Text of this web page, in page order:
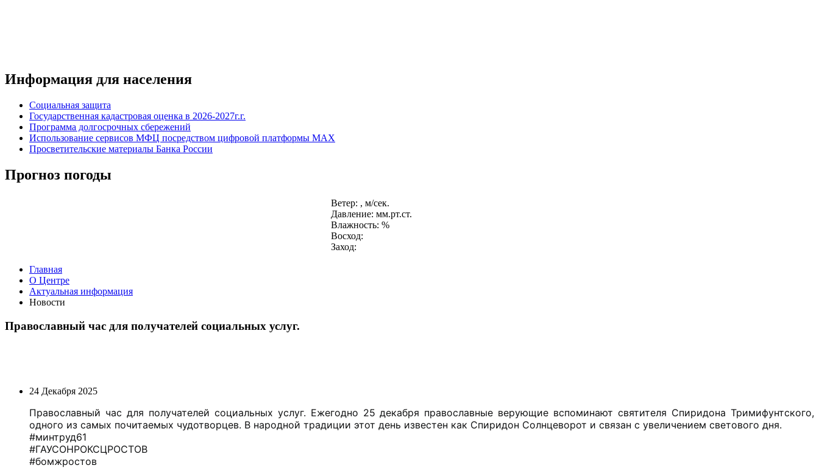
Информация для населения
Социальная защита
Государственная кадастровая оценка в 2026-2027г.г.
Программа долгосрочных сбережений
Использование сервисов МФЦ посредством цифровой платформы MAX
Просветительские материалы Банка России
Прогноз погоды
Ветер: , м/сек.
Давление: мм.рт.ст.
Влажность: %
Восход:
Заход:
Главная
О Центре
Актуальная информация
Новости
Православный час для получателей социальных услуг.
24 Декабря 2025
Православный час для получателей социальных услуг. Ежегодно 25 декабря православные верующие вспоминают святителя Спиридона Тримифунтского,
одного из самых почитаемых чудотворцев. В народной традиции этот день известен как Спиридон Солнцеворот и связан с увеличением светового дня.
#минтруд61
#ГАУСОНРОКСЦРОСТОВ
#бомжростов